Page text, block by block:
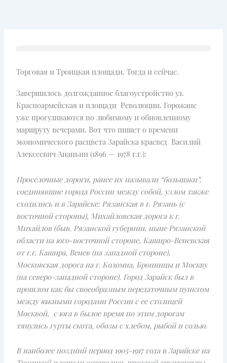
Торговая и Троицкая площади. Тогда и сейчас.
Завершилось долгожданное благоустройство ул.
Красноармейская и площади Революции. Горожане
уже прогуливаются по любимому и обновленному
маршруту вечерами. Вот что пишет о времени
экономического расцвета Зарайска краевед Василий
Алексеевич Ананьин (1896 — 1978 г.г.):
Проселочные дороги, ранее их называли “большаки”,
соединявшие города России между собой, узлом также
сходились и в Зарайске: Рязанская в г. Рязань (с
восточной стороны), Михайловская дорога к г.
Михайлов (быв. Рязанской губернии, ныне Рязанской
области на юго-восточной стороне, Каширо-Веневская
от г.г. Кашира, Венев (на западной стороне),
Московская дорога на г. Коломна, Бронницы и Москву
(на северо-западной стороне). Город Зарайск был в
прошлом как бы своеобразным передаточным пунктом
между южными городами России с ее столицей
Москвой, с юга в былое время по этим дорогам
тянулись гурты скота, обозы с хлебом, рыбой и солью.
В наиболее поздний период 1905-1917 года в Зарайске на